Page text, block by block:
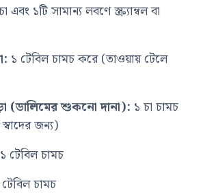
এবং ১টি সামান্য লবণে স্ক্র্যাম্বল বা
১ টেবিল চামচ করে (তাওয়ায় টেলে
(ডালিমের শুকনো দানা): ১ চা চামচ
জন্য)
১ টেবিল চামচ
চামচ